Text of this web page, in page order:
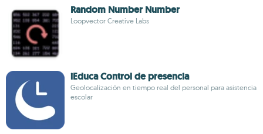
Random Number Number
Loopvector Creative Labs
iEduca Control de presencia
Geolocalización en tiempo real del personal para asistencia
escolar